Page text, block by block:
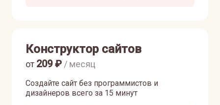
Конструктор сайтов
Создайте сайт без программистов и
дизайнеров всего за 15 минут
от 209₽ / месяц